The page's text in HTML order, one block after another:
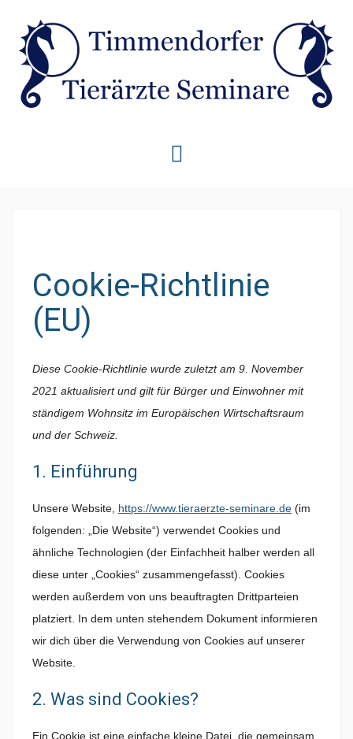
Cookie-Richtlinie
(EU)
Diese Cookie-Richtlinie wurde zuletzt am 9. November
2021 aktualisiert und gilt für Bürger und Einwohner mit
ständigem Wohnsitz im Europäischen Wirtschaftsraum
und der Schweiz.
1. Einführung
Unsere Website, https://www.tieraerzte-seminare.de (im
folgenden: „Die Website“) verwendet Cookies und
ähnliche Technologien (der Einfachheit halber werden all
diese unter „Cookies“ zusammengefasst). Cookies
werden außerdem von uns beauftragten Drittparteien
platziert. In dem unten stehendem Dokument informieren
wir dich über die Verwendung von Cookies auf unserer
Website.
2. Was sind Cookies?
Ein Cookie ist eine einfache kleine Datei, die gemeinsam